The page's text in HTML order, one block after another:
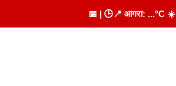
📅 | 🕒📍 आगरा: ...°C ☀️